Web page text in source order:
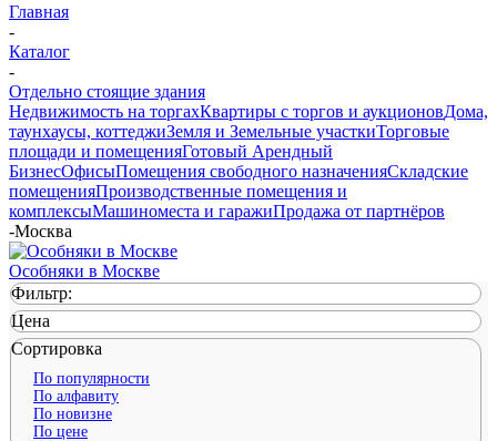
Главная
-
Каталог
-
Отдельно стоящие здания
Недвижимость на торгахКвартиры с торгов и аукционовДома,
таунхаусы, коттеджиЗемля и Земельные участкиТорговые
площади и помещенияГотовый Арендный
БизнесОфисыПомещения свободного назначенияСкладские
помещенияПроизводственные помещения и
комплексыМашиноместа и гаражиПродажа от партнёров
-Москва
Особняки в Москве
Фильтр:
Цена
Сортировка
По популярности
По алфавиту
По новизне
По цене